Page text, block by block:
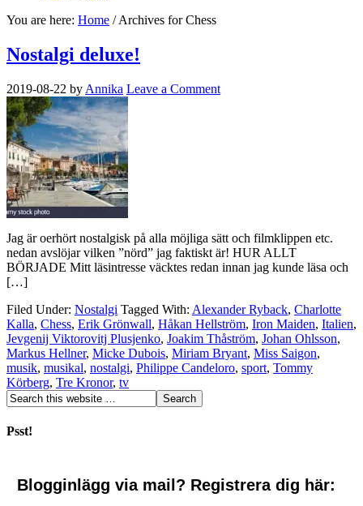
You are here: Home /Archives for Chess
Nostalgi deluxe!
2019-08-22 by Annika Leave a Comment
Jag är oerhört nostalgisk på alla möjliga sätt och filmklippen etc.
nedan avslöjar vilken ”nörd” jag faktiskt är! HUR ALLT
BÖRJADE Mitt läsintresse väcktes redan innan jag kunde läsa och
[…]
Filed Under: Nostalgi Tagged With: Alexander Ryback, Charlotte
Kalla, Chess, Erik Grönwall, Håkan Hellström, Iron Maiden, Italien,
Jevgenij Viktorovitj Plusjenko, Joakim Thåström, Johan Ohlsson,
Markus Hellner, Micke Dubois, Miriam Bryant, Miss Saigon,
musik, musikal, nostalgi, Philippe Candeloro, sport, Tommy
Körberg, Tre Kronor, tv
Psst!
Blogginlägg via mail? Registrera dig här: